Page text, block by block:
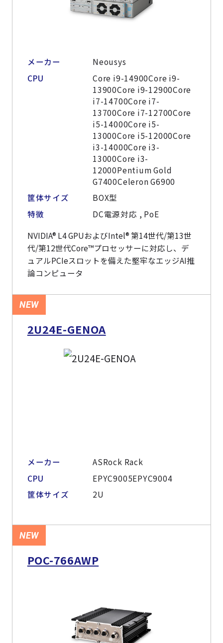
メーカー
Neousys
CPU
Core i9-14900Core i9-
13900Core i9-12900Core
i7-14700Core i7-
13700Core i7-12700Core
i5-14000Core i5-
13000Core i5-12000Core
i3-14000Core i3-
13000Core i3-
12000Pentium Gold
G7400Celeron G6900
筐体サイズ
BOX型
特徴
DC電源対応 , PoE
NVIDIA® L4 GPUおよびIntel® 第14世代/第13世
代/第12世代Core™プロセッサーに対応し、デ
ュアルPCIeスロットを備えた堅牢なエッジAI推
論コンピュータ
NEW
2U24E-GENOA
メーカー
ASRock Rack
CPU
EPYC9005EPYC9004
筐体サイズ
2U
NEW
POC-766AWP